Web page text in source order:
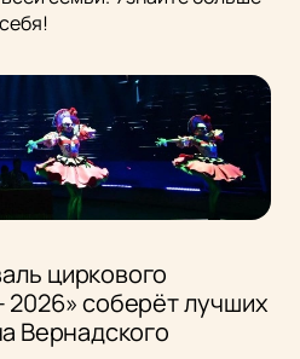
циркового
2026» соберёт лучших
Вернадского